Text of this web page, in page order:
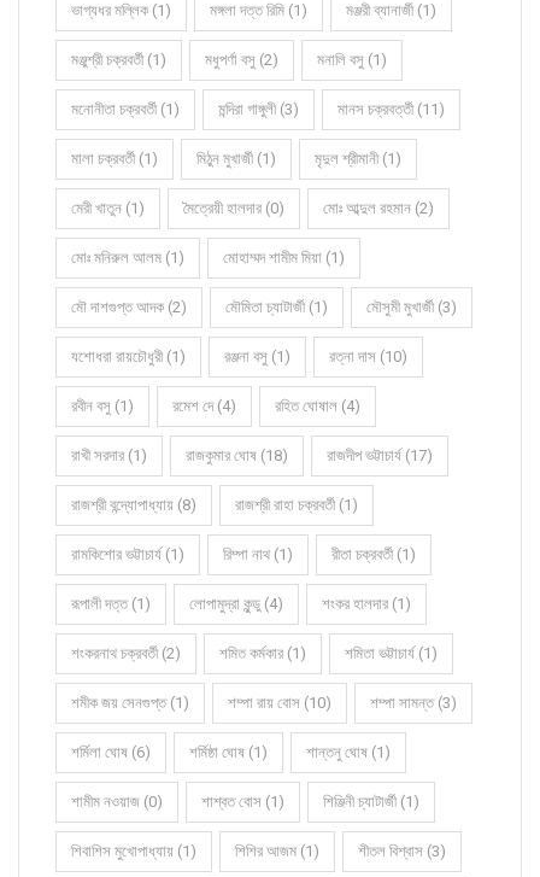
ভাগ্যধর মল্লিক (1) মঙ্গলা দত্ত রিমি (1) মঞ্জরী ব্যানার্জী (1)
মঞ্জুশ্রী চক্রবর্তী (1) মধুপর্ণা বসু (2) মনালি বসু (1)
মনোনীতা চক্রবর্তী (1) মন্দিরা গাঙ্গুলী (3) মানস চক্রবর্ত্তী (11)
মালা চক্রবর্তী (1) মিঠুন মুখার্জী (1) মৃদুল শ্রীমানী (1)
মেরী খাতুন (1) মৈত্রেয়ী হালদার (0) মোঃ আব্দুল রহমান (2)
মোঃ মনিরুল আলম (1) মোহাম্মদ শামীম মিয়া (1)
মৌ দাশগুপ্ত আদক (2) মৌমিতা চ্যাটার্জী (1) মৌসুমী মুখার্জী (3)
যশোধরা রায়চৌধুরী (1) রঞ্জনা বসু (1) রত্না দাস (10)
রবীন বসু (1) রমেশ দে (4) রহিত ঘোষাল (4)
রাখী সরদার (1) রাজকুমার ঘোষ (18) রাজদীপ ভট্টাচার্য (17)
রাজশ্রী বন্দ্যোপাধ্যায় (8) রাজশ্রী রাহা চক্রবর্তী (1)
রামকিশোর ভট্টাচার্য (1) রিম্পা নাথ (1) রীতা চক্রবর্তী (1)
রূপালী দত্ত (1) লোপামুদ্রা কুন্ডু (4) শংকর হালদার (1)
শংকরনাথ চক্রবর্তী (2) শমিত কর্মকার (1) শমিতা ভট্টাচার্য (1)
শমীক জয় সেনগুপ্ত (1) শম্পা রায় বোস (10) শম্পা সামন্ত (3)
শর্মিলা ঘোষ (6) শর্মিষ্ঠা ঘোষ (1) শান্তনু ঘোষ (1)
শামীম নওয়াজ (0) শাশ্বত বোস (1) শিঞ্জিনী চ্যাটার্জী (1)
শিবাশিস মুখোপাধ্যায় (1) শিশির আজম (1) শীতল বিশ্বাস (3)